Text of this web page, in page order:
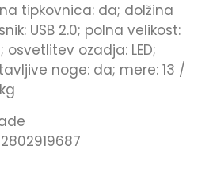
tipkovnica: da; dolžina
USB 2.0; polna velikost:
osvetlitev ozadja: LED;
noge: da; mere: 13 /